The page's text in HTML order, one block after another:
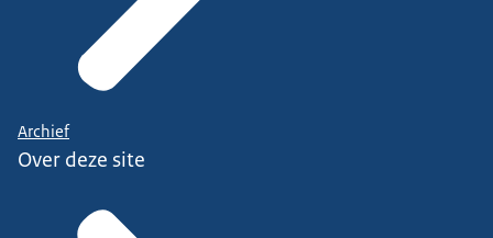
Archief
Over deze site